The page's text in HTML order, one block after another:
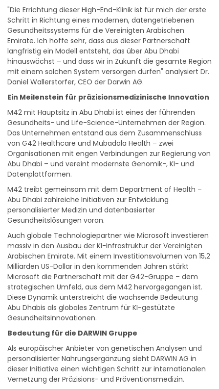
"Die Errichtung dieser High-End-Klinik ist für mich der erste
Schritt in Richtung eines modernen, datengetriebenen
Gesundheitssystems für die Vereinigten Arabischen
Emirate. Ich hoffe sehr, dass aus dieser Partnerschaft
langfristig ein Modell entsteht, das über Abu Dhabi
hinauswächst – und dass wir in Zukunft die gesamte Region
mit einem solchen System versorgen dürfen" analysiert Dr.
Daniel Wallerstorfer, CEO der Darwin AG.
Ein Meilenstein für präzisionsmedizinische Innovation
M42 mit Hauptsitz in Abu Dhabi ist eines der führenden
Gesundheits- und Life-Science-Unternehmen der Region.
Das Unternehmen entstand aus dem Zusammenschluss
von G42 Healthcare und Mubadala Health – zwei
Organisationen mit engen Verbindungen zur Regierung von
Abu Dhabi – und vereint modernste Genomik-, KI- und
Datenplattformen.
M42 treibt gemeinsam mit dem Department of Health –
Abu Dhabi zahlreiche Initiativen zur Entwicklung
personalisierter Medizin und datenbasierter
Gesundheitslösungen voran.
Auch globale Technologiepartner wie Microsoft investieren
massiv in den Ausbau der KI-Infrastruktur der Vereinigten
Arabischen Emirate. Mit einem Investitionsvolumen von 15,2
Milliarden US-Dollar in den kommenden Jahren stärkt
Microsoft die Partnerschaft mit der G42-Gruppe – dem
strategischen Umfeld, aus dem M42 hervorgegangen ist.
Diese Dynamik unterstreicht die wachsende Bedeutung
Abu Dhabis als globales Zentrum für KI-gestützte
Gesundheitsinnovationen.
Bedeutung für die DARWIN Gruppe
Als europäischer Anbieter von genetischen Analysen und
personalisierter Nahrungsergänzung sieht DARWIN AG in
dieser Initiative einen wichtigen Schritt zur internationalen
Vernetzung der Präzisions- und Präventionsmedizin.